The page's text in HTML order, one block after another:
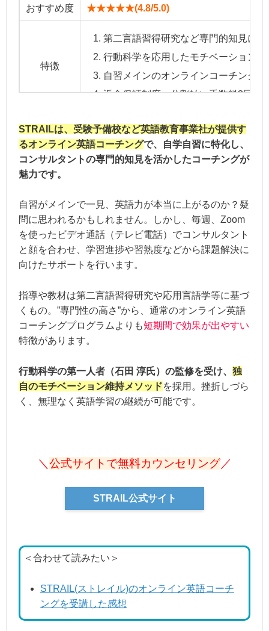
おすすめ度 ★★★★★(4.8/5.0)
特徴
第二言語習得研究など専門的知見に基
行動科学を応用したモチベーション維
自習メインのオンラインコーチング
返金保証制度、分割払い手数料3回ま
受講料金 3ヶ月336,600円＋入会金55,000円
総合評価
指導の独自性：★★★★★＋
講師の質 ：★★★★★＋
保証の充実度：★★★★★
STRAILは、受験予備校など英語教育事業社が提供す
るオンライン英語コーチングで、自学自習に特化し、
コンサルタントの専門的知見を活かしたコーチングが
魅力です。
自習がメインで一見、英語力が本当に上がるのか？疑
問に思われるかもしれません。しかし、毎週、Zoom
を使ったビデオ通話（テレビ電話）でコンサルタント
と顔を合わせ、学習進捗や習熟度などから課題解決に
向けたサポートを行います。
指導や教材は第二言語習得研究や応用言語学等に基づ
くもの。”専門性の高さ”から、通常のオンライン英語
コーチングプログラムよりも短期間で効果が出やすい
特徴があります。
行動科学の第一人者（石田 淳氏）の監修を受け、 独
自のモチベーション維持メソッドを採用。挫折しづら
く、無理なく英語学習の継続が可能です。
＼ 公式サイトで無料カウンセリング／
STRAIL公式サイト
＜合わせて読みたい＞
STRAIL(ストレイル)のオンライン英語コーチ
ングを受講した感想